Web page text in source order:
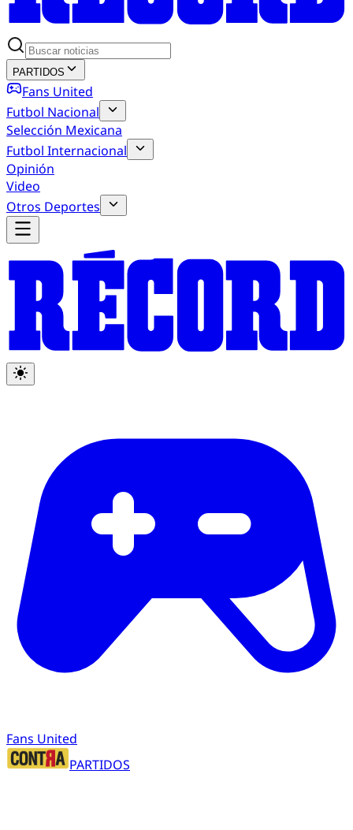
PARTIDOS
Fans United
Futbol Nacional
Selección Mexicana
Futbol Internacional
Opinión
Video
Otros Deportes
Fans United
PARTIDOS